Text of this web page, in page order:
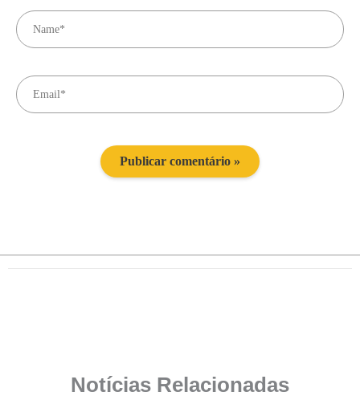
Notícias Relacionadas